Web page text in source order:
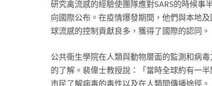
研究禽流感的經驗使團隊應對SARS的時候事
向國際公布。在疫情爆發期間，他們與本地
球流感的控制貢獻良多，獲得了國際的認同。
公共衛生學院在人類與動物層面的監測和病
的了解。裴偉士教授說：「當時全球約有一
市民了解病毒的毒性以及在人類間傳播途徑。